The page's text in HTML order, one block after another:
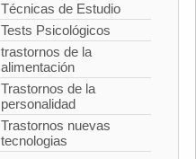
Técnicas de Estudio
Tests Psicológicos
trastornos de la
alimentación
Trastornos de la
personalidad
Trastornos nuevas
tecnologias